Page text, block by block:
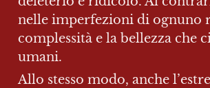
nelle imperfezioni di ognuno
complessità e la bellezza che
umani.
Allo stesso modo, anche